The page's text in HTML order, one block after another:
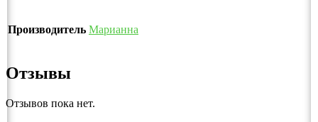
Производитель Марианна
Отзывы
Отзывов пока нет.